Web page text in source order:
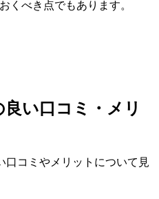
くべき点でもあります。
い口コミ・メリ
口コミやメリットについて見